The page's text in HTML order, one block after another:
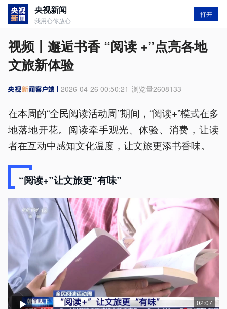
央视新闻
我用心你放心
打开
视频丨邂逅书香 “阅读 +”点亮各地
文旅新体验
2026-04-26 00:50:21 浏览量2608133
在本周的“全民阅读活动周”期间，“阅读+”模式在多
地落地开花。阅读牵手观光、体验、消费，让读
者在互动中感知文化温度，让文旅更添书香味。
“阅读+”让文旅更“有味”
02:07